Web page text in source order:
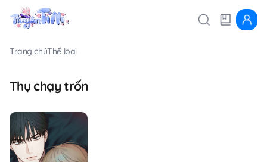
Trang chủThể loại
Thụ chạy trốn